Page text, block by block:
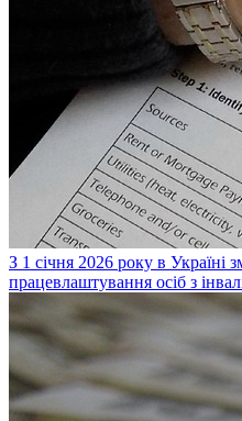
З 1 січня 2026 року в Україні
працевлаштування осіб з